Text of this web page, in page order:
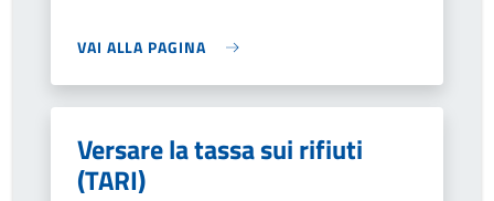
VAI ALLA PAGINA
Versare la tassa sui rifiuti
(TARI)